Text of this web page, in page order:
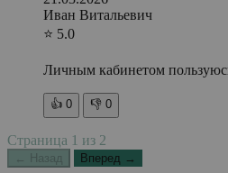
Иван Витальевич
⭐ 5.0
Личным кабинетом
👍 0 👎 0
Страница 1 из 2
← Назад Вперед →